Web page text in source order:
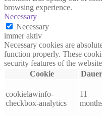
browsing experience.
Necessary
Necessary
immer aktiv
Necessary cookies are
function properly. These
security features of the
Cookie
Dauer
cookielawinfo-
checkbox-analytics
11